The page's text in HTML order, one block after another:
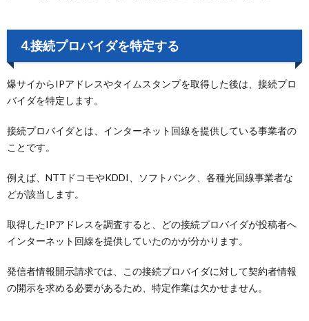
4.接続プロバイダを特定する
爆サイからIPアドレスやタイムスタンプを取得した後は、接続プロ
バイダを特定します。
接続プロバイダとは、インターネット回線を提供している事業者の
ことです。
例えば、NTTドコモやKDDI、ソフトバンク、各種光回線事業者な
どが該当します。
取得したIPアドレスを調査すると、どの接続プロバイダが投稿者へ
インターネット回線を提供していたのかが分かります。
発信者情報開示請求では、この接続プロバイダに対して契約者情報
の開示を求める必要があるため、特定作業は欠かせません。